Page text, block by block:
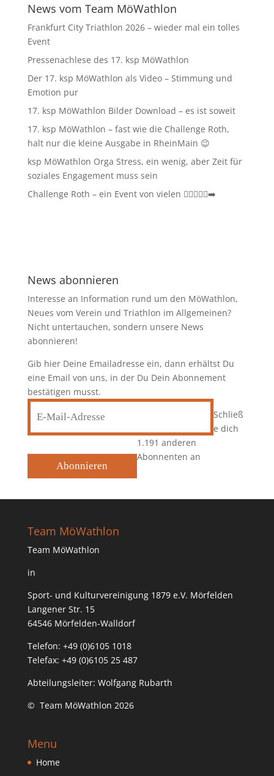
News vom Team MöWathlon
Frankfurt City Triathlon 2026 – wieder mal ein tolles
Event
Pressenachlese des 17. ksp MöWathlon
Der 17. ksp MöWathlon als Video – Stimmung und
Emotion pur
17. ksp MöWathlon Bilder Download – es ist soweit
17. ksp MöWathlon – fast wie die Challenge Roth,
halt nur die kleine Ausgabe in RheinMain 😉
ksp MöWathlon Orga Stress, ein wenig, aber Zeit für
soziales Engagement muss sein
Challenge Roth – ein Event von vielen 🏊‍♀️🚴‍♂️🏃‍➡️
News abonnieren
Interesse an Information rund um den MöWathlon,
Neues vom Verein und Triathlon im Allgemeinen?
Nicht untertauchen, sondern unsere News
abonnieren!
Gib hier Deine Emailadresse ein, dann erhältst Du
eine Email von uns, in der Du Dein Abonnement
bestätigen musst.
E-
Mail-
Adresse
Abonnieren
Schließ
e dich
1.191 anderen
Abonnenten an
Team MöWathlon
Team MöWathlon
in
Sport- und Kulturvereinigung 1879 e.V. Mörfelden
Langener Str. 15
64546 Mörfelden-Walldorf
Telefon: +49 (0)6105 1018
Telefax: +49 (0)6105 25 487
Abteilungsleiter: Wolfgang Rubarth
© Team MöWathlon 2026
Menu
Home